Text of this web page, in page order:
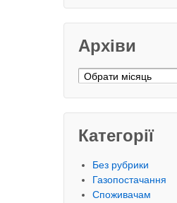
Архіви
Архіви
Категорії
Без рубрики
Газопостачання
Споживачам